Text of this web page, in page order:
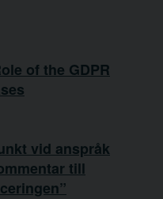
of the GDPR
vid anspråk
till